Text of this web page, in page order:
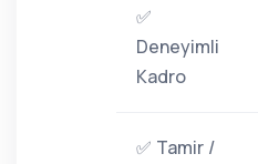
✅
Deneyimli
Kadro
✅ Tamir /